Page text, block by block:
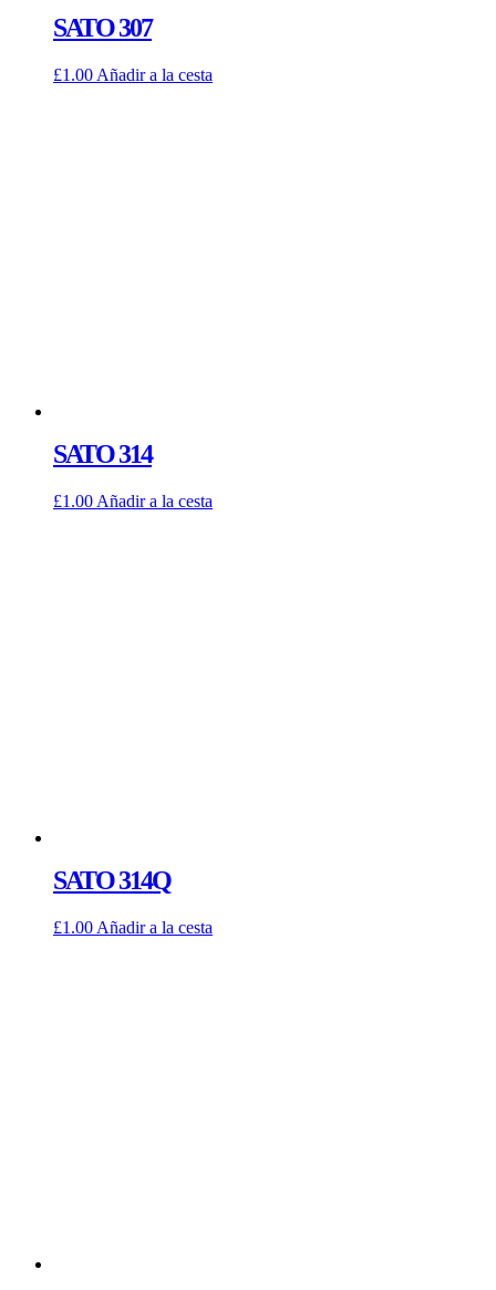
SATO 307
£1.00 Añadir a la cesta
SATO 314
£1.00 Añadir a la cesta
SATO 314Q
£1.00 Añadir a la cesta